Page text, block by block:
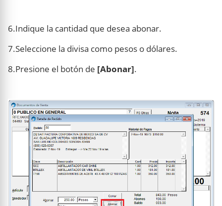
6.Indique la cantidad que desea abonar.
7.Seleccione la divisa como pesos o dólares.
8.Presione el botón de [Abonar].